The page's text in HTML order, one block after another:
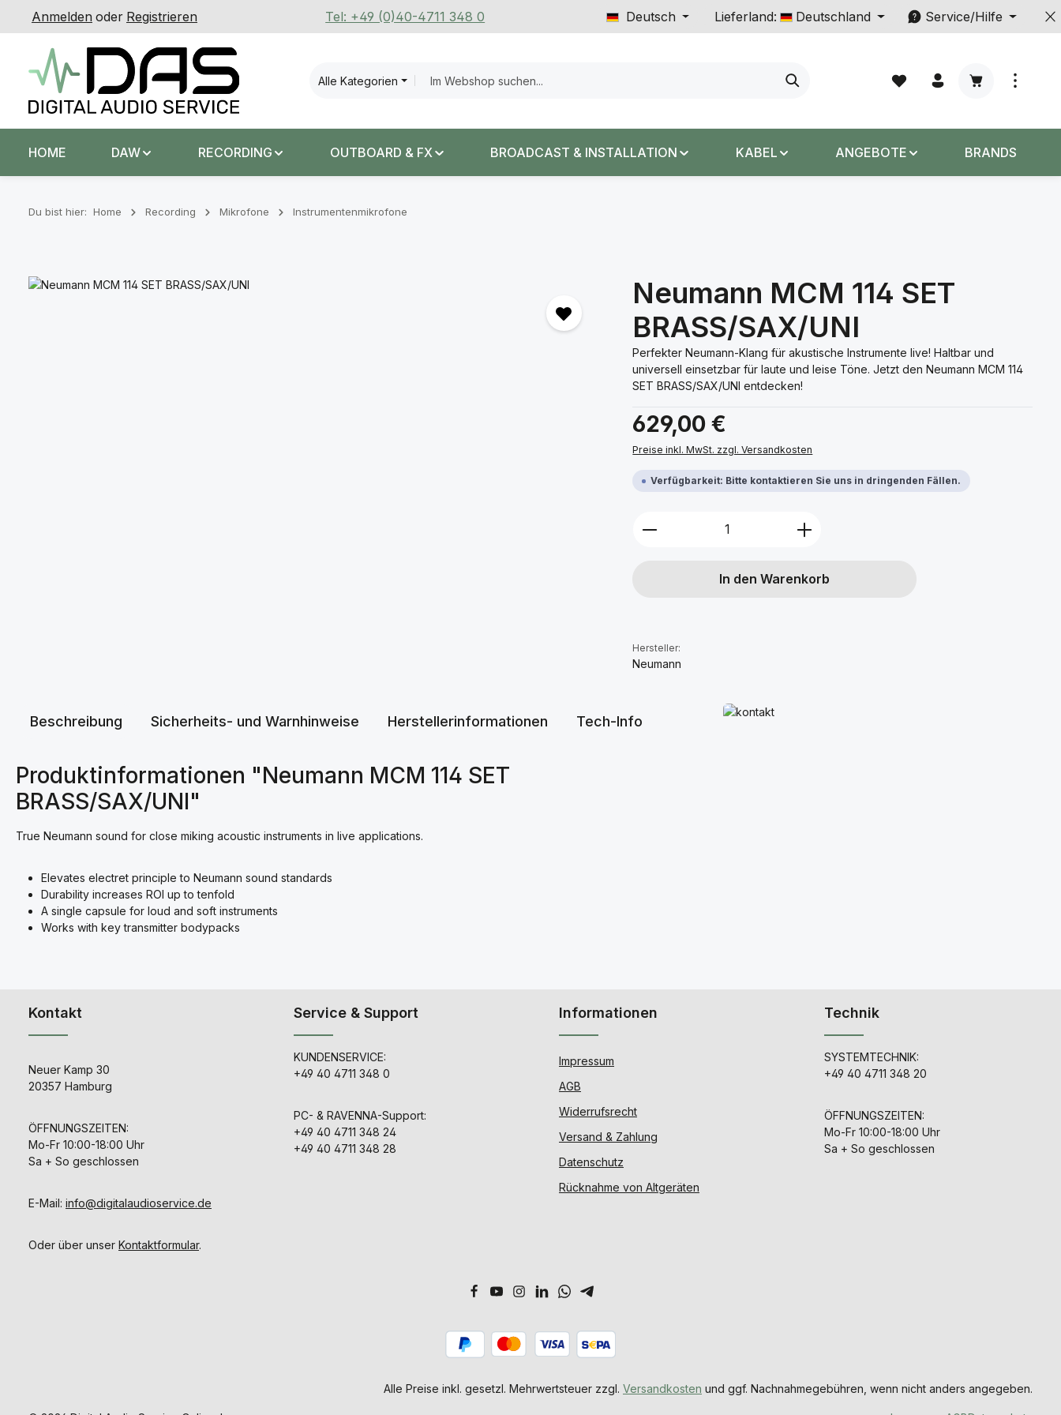
Hauptinhalt springen
Zur Suche springen
Zur Hauptnavigation springen
Anmelden oder Registrieren Tel: +49 (0)40-4711 348 0 Deutsch Lieferland: Deutschland Service/Hilfe
Alle Kategorien
Warenkorb
HOME DAW RECORDING OUTBOARD & FX BROADCAST & INSTALLATION KABEL ANGEBOTE BRANDS
Du bist hier: Home Recording Mikrofone Instrumentenmikrofone
Bildergalerie überspringen
Neumann MCM 114 SET
BRASS/SAX/UNI
Perfekter Neumann-Klang für akustische Instrumente live! Haltbar und
universell einsetzbar für laute und leise Töne. Jetzt den Neumann MCM 114
SET BRASS/SAX/UNI entdecken!
Regulärer Preis:
629,00 €
Preise inkl. MwSt. zzgl. Versandkosten
Verfügbarkeit: Bitte kontaktieren Sie uns in dringenden Fällen.
Produkt Anzahl: Gib den gewünschten Wert
In den Warenkorb
Hersteller:
Neumann
Beschreibung Sicherheits- und Warnhinweise Herstellerinformationen Tech-Info
Produktinformationen "Neumann MCM 114 SET
BRASS/SAX/UNI"
True Neumann sound for close miking acoustic instruments in live applications.
Elevates electret principle to Neumann sound standards
Durability increases ROI up to tenfold
A single capsule for loud and soft instruments
Works with key transmitter bodypacks
Mehr erfahren
Kontakt
Neuer Kamp 30
20357 Hamburg
ÖFFNUNGSZEITEN:
Mo-Fr 10:00-18:00 Uhr
Sa + So geschlossen
E-Mail: info@digitalaudioservice.de
Oder über unser Kontaktformular.
Service & Support
KUNDENSERVICE:
+49 40 4711 348 0
PC- & RAVENNA-Support:
+49 40 4711 348 24
+49 40 4711 348 28
Informationen
Impressum
AGB
Widerrufsrecht
Versand & Zahlung
Datenschutz
Rücknahme von Altgeräten
Technik
SYSTEMTECHNIK:
+49 40 4711 348 20
ÖFFNUNGSZEITEN:
Mo-Fr 10:00-18:00 Uhr
Sa + So geschlossen
Alle Preise inkl. gesetzl. Mehrwertsteuer zzgl. Versandkosten und ggf. Nachnahmegebühren, wenn nicht anders angegeben.